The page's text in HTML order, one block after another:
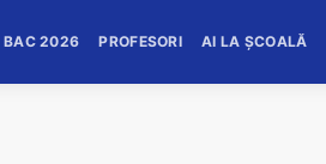
BAC 2026 PROFESORI AI LA ȘCOALĂ